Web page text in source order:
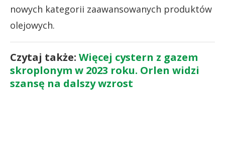
nowych kategorii zaawansowanych produktów
olejowych.
Czytaj także: Więcej cystern z gazem
skroplonym w 2023 roku. Orlen widzi
szansę na dalszy wzrost